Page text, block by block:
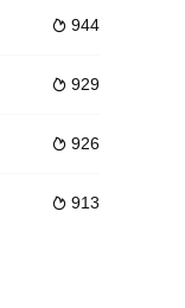
 944
 929
 926
 913